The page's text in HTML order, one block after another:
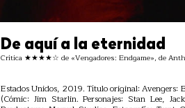
De aquí a la eternidad
Crítica ★★★★☆ de «Vengadores: Endgame», de
Estados Unidos, 2019. Título original: Avengers:
(Cómic: Jim Starlin. Personajes: Stan Lee,